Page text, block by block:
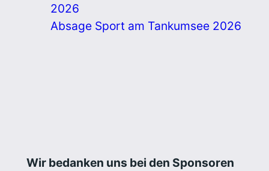
2026
Absage Sport am Tankumsee 2026
Wir bedanken uns bei den Sponsoren